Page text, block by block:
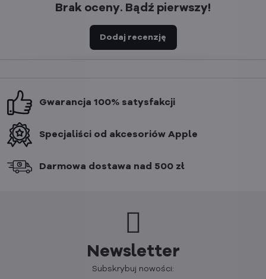
Brak oceny. Bądź pierwszy!
Dodaj recenzję
Gwarancja 100% satysfakcji
Specjaliści od akcesoriów Apple
Darmowa dostawa nad 500 zł
Newsletter
Subskrybuj nowości: